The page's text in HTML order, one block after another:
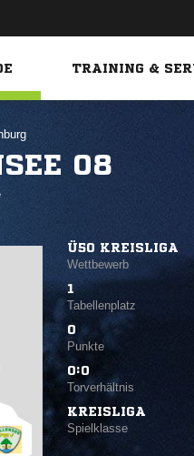
TRAINING &
08
Ü50 KREISLIGA
Wettbewerb
1
Tabellenplatz
0
Punkte
0:0
Torverhältnis
KREISLIGA
Spielklasse